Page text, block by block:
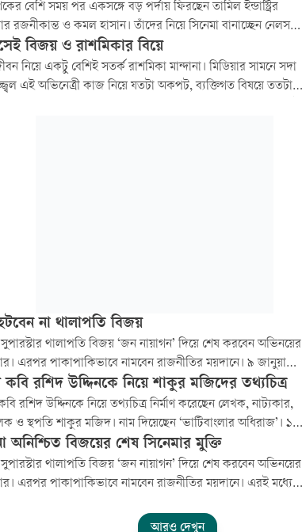
বেশি সময় পর একসঙ্গে বড় পর্দায় ফিরছেন তামিল ইন্ডাস্ট্রির
রজনীকান্ত ও কমল হাসান। তাঁদের নিয়ে সিনেমা বানাচ্ছেন নেলসন
২০২৩ সালে রজনীকান্তকে নিয়ে ‘জেলার’ বানিয়ে যিনি ব্যাপক
বিজয় ও রাশমিকার বিয়ে
নিয়ে একটু বেশিই সতর্ক রাশমিকা মান্দানা। মিডিয়ার সামনে সদা
এই অভিনেত্রী কাজ নিয়ে যতটা অকপট, ব্যক্তিগত বিষয়ে ততটাই
না থালাপতি বিজয়
থালাপতি বিজয় ‘জন নায়াগন’ দিয়ে শেষ করবেন অভিনয়ের
এরপর পাকাপাকিভাবে নামবেন রাজনীতির ময়দানে। ৯ জানুয়ারি
মুক্তির তারিখ চূড়ান্ত ছিল। ভক্তদের মধ্যেও ব্যাপক আগ্রহ ছিল
শেষ সিনেমা নিয়ে।
রশিদ উদ্দিনকে নিয়ে শাকুর মজিদের তথ্যচিত্র
রশিদ উদ্দিনকে নিয়ে তথ্যচিত্র নির্মাণ করেছেন লেখক, নাট্যকার,
ও স্থপতি শাকুর মজিদ। নাম দিয়েছেন ‘ভাটিবাংলার অধিরাজ’। ১৬
রাজধানীর বনানীতে নির্মাতার কার্যালয়ে অনুষ্ঠিত হয় তথ্যচিত্রটির
প্রদর্শনী।
বিজয়ের শেষ সিনেমার মুক্তি
থালাপতি বিজয় ‘জন নায়াগন’ দিয়ে শেষ করবেন অভিনয়ের
এরপর পাকাপাকিভাবে নামবেন রাজনীতির ময়দানে। এরই মধ্যে
বিজয়ের শেষ সিনেমা নিয়ে। তবে শেষ মুহূর্তে সেন্সর বোর্ডের
আরও দেখুন